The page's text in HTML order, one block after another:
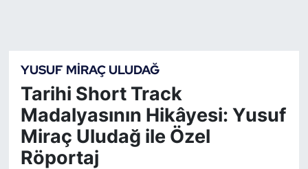
YUSUF MIRAÇ ULUDAĞ
Tarihi Short Track
Madalyasının Hikâyesi: Yusuf
Miraç Uludağ ile Özel
Röportaj
Binicilik
Bisiklet
Bocce Bowling Dart